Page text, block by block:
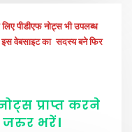
लिए पीडीएफ नोट्स भी उपलब्ध
इस वेबसाइट का सदस्य बने फिर
प्राप्त करने
जरुर भरें।